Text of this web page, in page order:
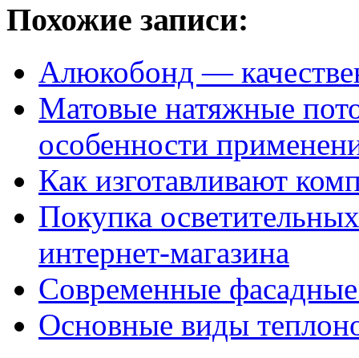
Похожие записи:
Алюкобонд —
Матовые натяжные
особенности
Как изготавливают
Покупка
интернет-магазина
Современные
Основные виды